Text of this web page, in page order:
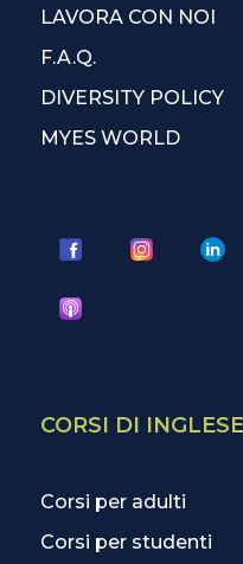
LAVORA CON NOI
F.A.Q.
DIVERSITY POLICY
MYES WORLD
CORSI DI INGLESE
Corsi per adulti
Corsi per studenti